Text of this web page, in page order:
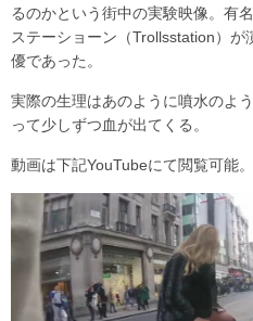
るのかという街中の実験映像。有
ステーショーン（Trollsstation）
優であった。
実際の生理はあのように噴水のよ
って少しずつ血が出てくる。
動画は下記YouTubeにて閲覧可能